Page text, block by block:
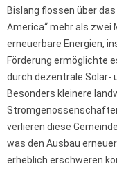
Bislang flossen über
America“ mehr als zwei
erneuerbare Energien,
Förderung ermöglichte
durch dezentrale Solar-
Besonders kleinere
verlieren diese
was den Ausbau
erheblich erschweren